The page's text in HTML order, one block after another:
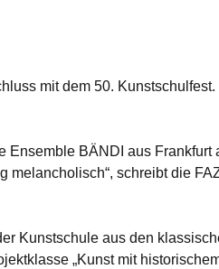
mit dem 50.
Ensemble BÄNDI aus Frankfurt
schreibt die
Kunstschule aus den
„Kunst mit